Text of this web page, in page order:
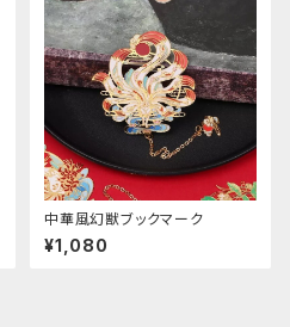
中華風幻獣ブックマーク
¥1,080